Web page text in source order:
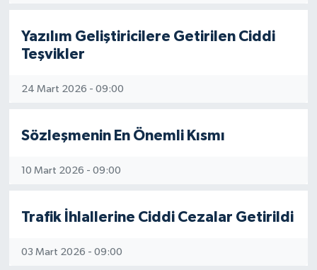
Yazılım Geliştiricilere Getirilen Ciddi
Teşvikler
24 Mart 2026 - 09:00
Sözleşmenin En Önemli Kısmı
10 Mart 2026 - 09:00
Trafik İhlallerine Ciddi Cezalar Getirildi
03 Mart 2026 - 09:00